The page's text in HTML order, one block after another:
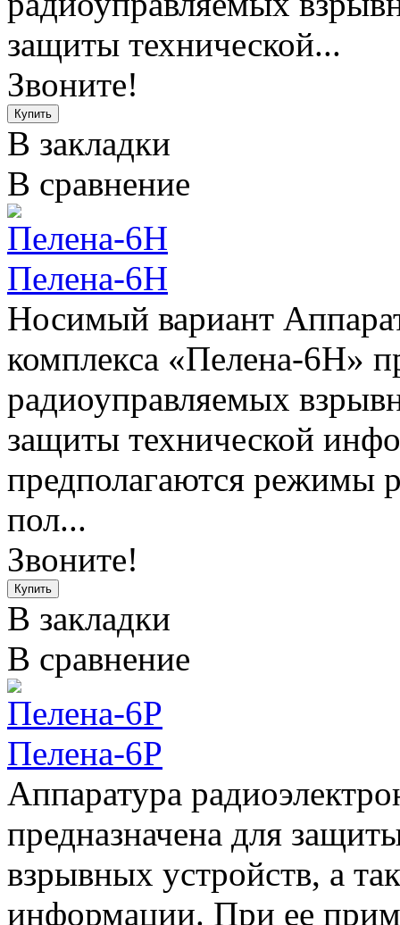
защиты технической...
Звоните!
В закладки
В сравнение
Пелена-6Н
Носимый вариант
комплекса «Пелена-6Н»
радиоуправляемых
защиты технической
предполагаются режимы
пол...
Звоните!
В закладки
В сравнение
Пелена-6Р
Аппаратура
предназначена для
взрывных устройств, а
информации. При ее